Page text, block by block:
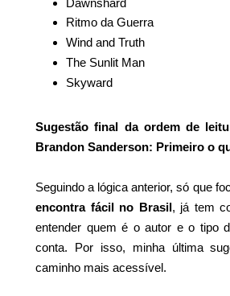
Ritmo da Guerra
Wind and Truth
The Sunlit Man
Skyward
Sugestão final da ordem de
Brandon Sanderson: Primeiro o
Seguindo a lógica anterior, só que
encontra fácil no Brasil, já tem
entender quem é o autor e o tipo
conta. Por isso, minha última
caminho mais acessível.